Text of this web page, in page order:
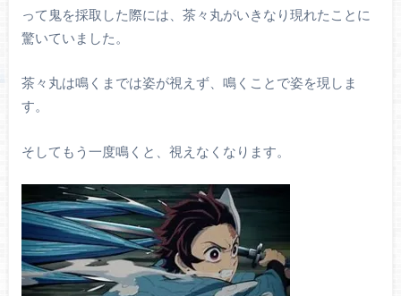
って鬼を採取した際には、茶々丸がいきなり現れたことに
驚いていました。
茶々丸は鳴くまでは姿が視えず、鳴くことで姿を現しま
す。
そしてもう一度鳴くと、視えなくなります。